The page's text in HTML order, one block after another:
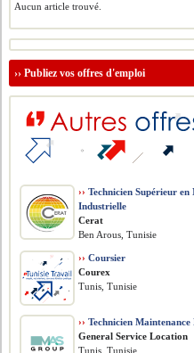
Aucun article trouvé.
››Publiez vos offres d'emploi
›› Technicien Supérieur en
Industrielle
Cerat
Ben Arous, Tunisie
›› Coursier
Courex
Tunis, Tunisie
›› Technicien Maintenance
General Service Location
Tunis, Tunisie